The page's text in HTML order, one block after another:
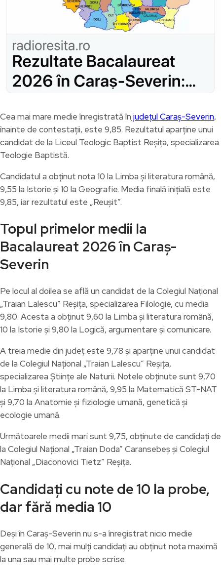
Cea mai mare medie înregistrată în județul Caraș-Severin,
înainte de contestații, este 9,85. Rezultatul aparține unui
candidat de la Liceul Teologic Baptist Reșița, specializarea
Teologie Baptistă.
Candidatul a obținut nota 10 la Limba și literatura română,
9,55 la Istorie și 10 la Geografie. Media finală inițială este
9,85, iar rezultatul este „Reușit”.
Topul primelor medii la
Bacalaureat 2026 în Caraș-
Severin
Pe locul al doilea se află un candidat de la Colegiul Național
„Traian Lalescu” Reșița, specializarea Filologie, cu media
9,80. Acesta a obținut 9,60 la Limba și literatura română,
10 la Istorie și 9,80 la Logică, argumentare și comunicare.
A treia medie din județ este 9,78 și aparține unui candidat
de la Colegiul Național „Traian Lalescu” Reșița,
specializarea Științe ale Naturii. Notele obținute sunt 9,70
la Limba și literatura română, 9,95 la Matematică ST-NAT
și 9,70 la Anatomie și fiziologie umană, genetică și
ecologie umană.
Următoarele medii mari sunt 9,75, obținute de candidați de
la Colegiul Național „Traian Doda” Caransebeș și Colegiul
Național „Diaconovici Tietz” Reșița.
Candidați cu note de 10 la probe,
dar fără media 10
Deși în Caraș-Severin nu s-a înregistrat nicio medie
generală de 10, mai mulți candidați au obținut nota maximă
la una sau mai multe probe scrise.